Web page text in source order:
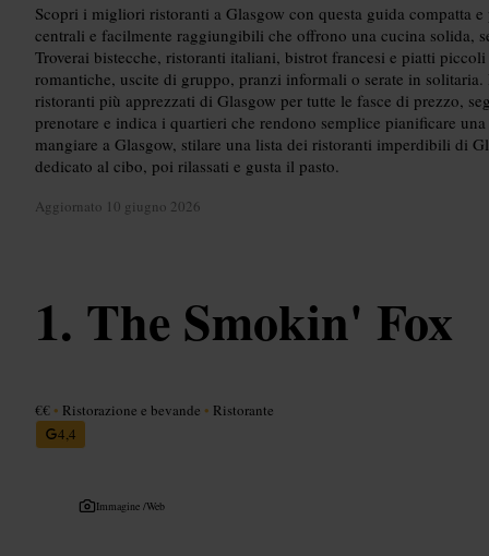
Scopri i migliori ristoranti a Glasgow con questa guida compatta
centrali e facilmente raggiungibili che offrono una cucina solida,
Troverai bistecche, ristoranti italiani, bistrot francesi e piatti
romantiche, uscite di gruppo, pranzi informali o serate in
ristoranti più apprezzati di Glasgow per tutte le fasce di prezzo,
prenotare e indica i quartieri che rendono semplice pianificare
mangiare a Glasgow, stilare una lista dei ristoranti imperdibili di
dedicato al cibo, poi rilassati e gusta il pasto.
Aggiornato 10 giugno 2026
The Smokin' Fox
€€ • Ristorazione e bevande • Ristorante
4,4
Immagine /Web